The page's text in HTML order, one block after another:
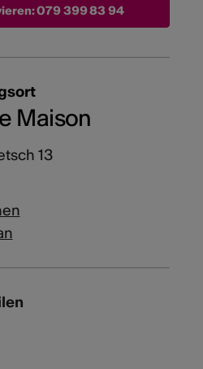
079 399 83 94
Maison
13